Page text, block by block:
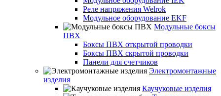
Реле напряжения Welrok
Модульное оборудование EKF
Модульные боксы
ПВХ
Боксы ПВХ открытой проводки
Боксы ПВХ скрытой проводки
Панели для счетчиков
Электромонтажные
изделия
Каучуковые изделия